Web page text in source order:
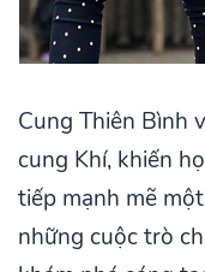
Cung Thiên Bình
cung Khí, khiến
tiếp mạnh mẽ
những cuộc trò